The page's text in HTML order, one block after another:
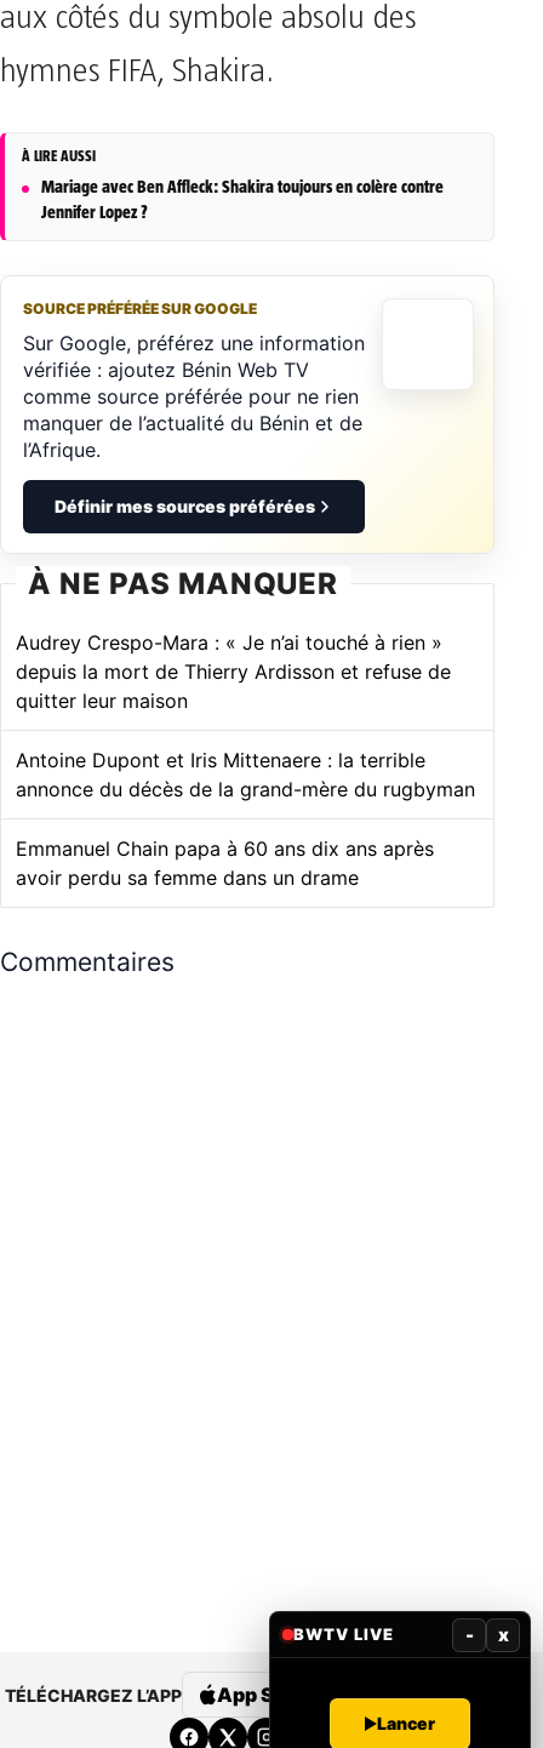
aux côtés du symbole absolu des
hymnes FIFA, Shakira.
À LIRE AUSSI
Mariage avec Ben Affleck: Shakira toujours en colère contre
Jennifer Lopez ?
SOURCE PRÉFÉRÉE SUR GOOGLE
Sur Google, préférez une information
vérifiée : ajoutez Bénin Web TV
comme source préférée pour ne rien
manquer de l’actualité du Bénin et de
l’Afrique.
Définir mes sources préférées
À NE PAS MANQUER
Audrey Crespo-Mara : « Je n’ai touché à rien »
depuis la mort de Thierry Ardisson et refuse de
quitter leur maison
Antoine Dupont et Iris Mittenaere : la terrible
annonce du décès de la grand-mère du rugbyman
Emmanuel Chain papa à 60 ans dix ans après
avoir perdu sa femme dans un drame
Commentaires
TÉLÉCHARGEZ L’APP App Store Google Play
BWTV LIVE - x
Lancer